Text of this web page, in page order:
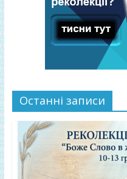
Останні записи